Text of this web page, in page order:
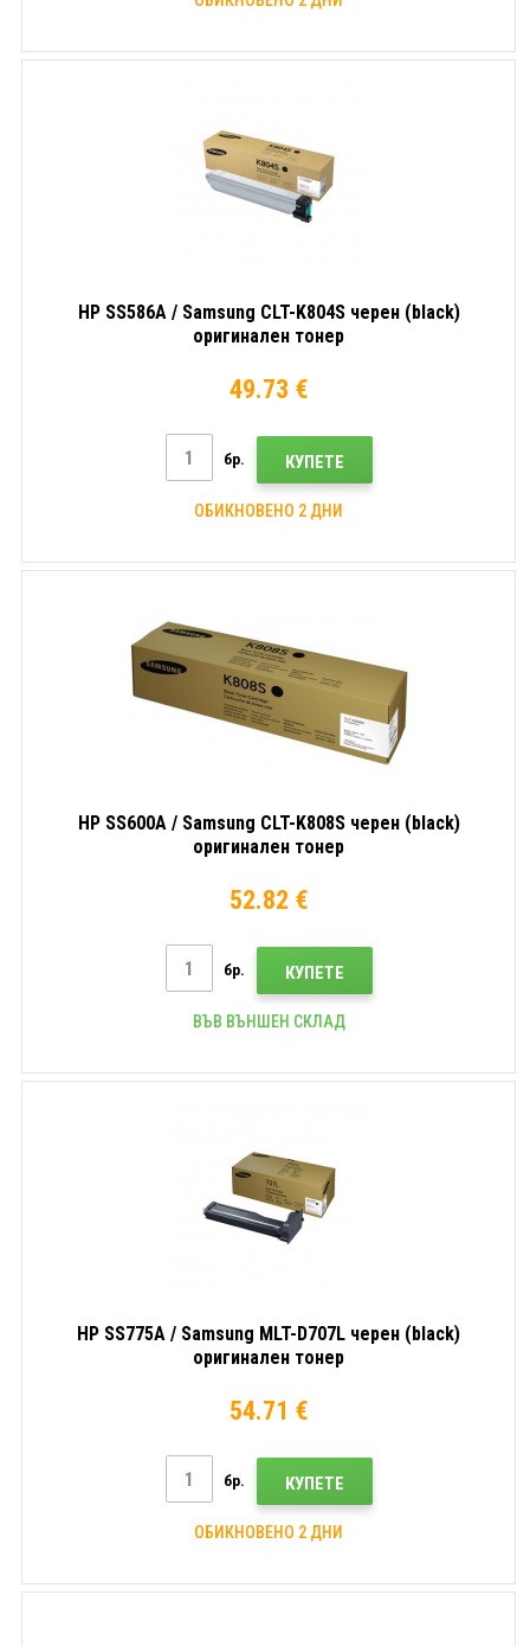
HP SS586A / Samsung CLT-K804S черен (black)
оригинален тонер
49.73 €
бр. КУПЕТЕ
ОБИКНОВЕНО 2 ДНИ
HP SS600A / Samsung CLT-K808S черен (black)
оригинален тонер
52.82 €
бр. КУПЕТЕ
ВЪВ ВЪНШЕН СКЛАД
HP SS775A / Samsung MLT-D707L черен (black)
оригинален тонер
54.71 €
бр. КУПЕТЕ
ОБИКНОВЕНО 2 ДНИ